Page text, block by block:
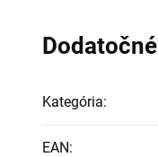
Kategória:
EAN: